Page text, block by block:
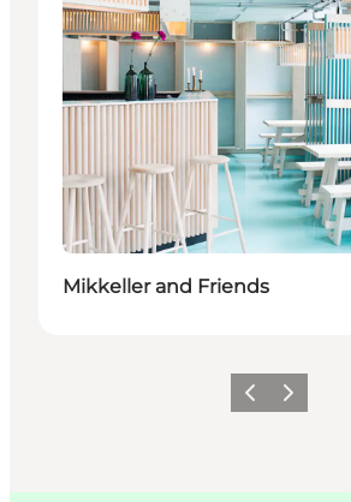
Mikkeller and Friends
ForrigeNæste